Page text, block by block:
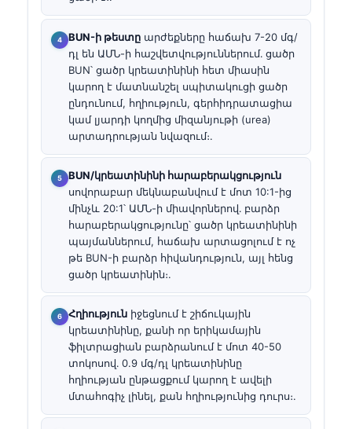
BUN-ի թեստը արժեքները հաճախ 7-20 մգ/
դլ են ԱՄՆ-ի հաշվետվություններում․ ցածր
BUN՝ ցածր կրեատինինի հետ միասին
կարող է մատնանշել սպիտակուցի ցածր
ընդունում, հղիություն, գերհիդրատացիա
կամ լյարդի կողմից միզանյութի (urea)
արտադրության նվազում։.
BUN/կրեատինինի հարաբերակցություն
սովորաբար մեկնաբանվում է մոտ 10:1-ից
մինչև 20:1՝ ԱՄՆ-ի միավորներով․ բարձր
հարաբերակցությունը՝ ցածր կրեատինինի
պայմաններում, հաճախ արտացոլում է ոչ
թե BUN-ի բարձր հիվանդություն, այլ հենց
ցածր կրեատինին։.
Հղիություն իջեցնում է շիճուկային
կրեատինինը, քանի որ երիկամային
ֆիլտրացիան բարձրանում է մոտ 40-50
տոկոսով․ 0.9 մգ/դլ կրեատինինը
հղիության ընթացքում կարող է ավելի
մտահոգիչ լինել, քան հղիությունից դուրս։.